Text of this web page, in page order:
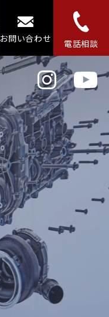
お問い合わせ 電話相談